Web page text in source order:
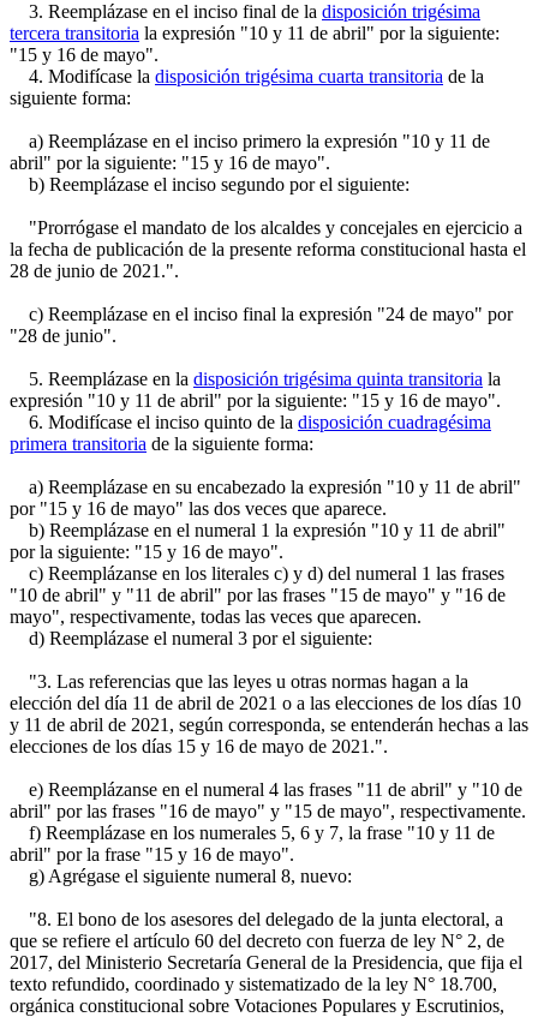
3. Reemplázase en el inciso final de la disposición trigésima
tercera transitoria la expresión "10 y 11 de abril" por la siguiente:
"15 y 16 de mayo".
4. Modifícase la disposición trigésima cuarta transitoria de la
siguiente forma:
a) Reemplázase en el inciso primero la expresión "10 y 11 de
abril" por la siguiente: "15 y 16 de mayo".
b) Reemplázase el inciso segundo por el siguiente:
"Prorrógase el mandato de los alcaldes y concejales en ejercicio a
la fecha de publicación de la presente reforma constitucional hasta el
28 de junio de 2021.".
c) Reemplázase en el inciso final la expresión "24 de mayo" por
"28 de junio".
5. Reemplázase en la disposición trigésima quinta transitoria la
expresión "10 y 11 de abril" por la siguiente: "15 y 16 de mayo".
6. Modifícase el inciso quinto de la disposición cuadragésima
primera transitoria de la siguiente forma:
a) Reemplázase en su encabezado la expresión "10 y 11 de abril"
por "15 y 16 de mayo" las dos veces que aparece.
b) Reemplázase en el numeral 1 la expresión "10 y 11 de abril"
por la siguiente: "15 y 16 de mayo".
c) Reemplázanse en los literales c) y d) del numeral 1 las frases
"10 de abril" y "11 de abril" por las frases "15 de mayo" y "16 de
mayo", respectivamente, todas las veces que aparecen.
d) Reemplázase el numeral 3 por el siguiente:
"3. Las referencias que las leyes u otras normas hagan a la
elección del día 11 de abril de 2021 o a las elecciones de los días 10
y 11 de abril de 2021, según corresponda, se entenderán hechas a las
elecciones de los días 15 y 16 de mayo de 2021.".
e) Reemplázanse en el numeral 4 las frases "11 de abril" y "10 de
abril" por las frases "16 de mayo" y "15 de mayo", respectivamente.
f) Reemplázase en los numerales 5, 6 y 7, la frase "10 y 11 de
abril" por la frase "15 y 16 de mayo".
g) Agrégase el siguiente numeral 8, nuevo:
"8. El bono de los asesores del delegado de la junta electoral, a
que se refiere el artículo 60 del decreto con fuerza de ley N° 2, de
2017, del Ministerio Secretaría General de la Presidencia, que fija el
texto refundido, coordinado y sistematizado de la ley N° 18.700,
orgánica constitucional sobre Votaciones Populares y Escrutinios,